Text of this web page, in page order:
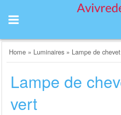
content
Home » Luminaires » Lampe de
Lampe de
vert